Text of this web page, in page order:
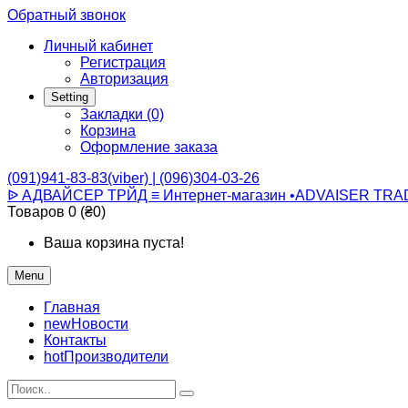
Обратный звонок
Личный кабинет
Регистрация
Авторизация
Setting
Закладки (0)
Корзина
Оформление заказа
(091)941-83-83(viber) | (096)304-03-26
ᐉ АДВАЙСЕР ТРЙД ≡ Интернет-магазин •ADVAISER
Товаров 0 (₴0)
Ваша корзина пуста!
Menu
Главная
newНовости
Контакты
hotПроизводители